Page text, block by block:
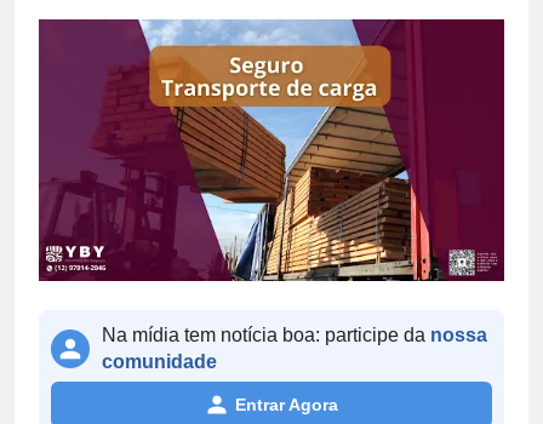
Na mídia tem notícia boa: participe da nossa
comunidade
Entrar Agora